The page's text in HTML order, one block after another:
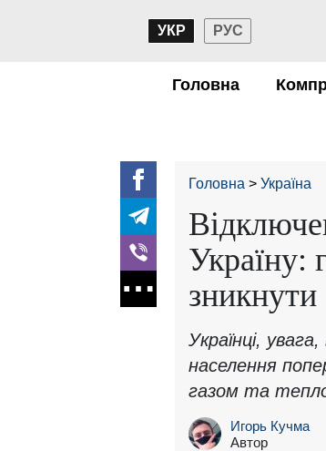
УКР РУС
Головна
Головна Україна
Україну:
зникнути
Українці,
населення
газом та
Игорь Кучма
Автор